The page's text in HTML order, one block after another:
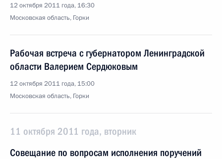
12 октября 2011 года, 16:30
Московская область, Горки
Рабочая встреча с губернатором Ленинградской
области Валерием Сердюковым
12 октября 2011 года, 15:00
Московская область, Горки
11 октября 2011 года, вторник
Совещание по вопросам исполнения поручений